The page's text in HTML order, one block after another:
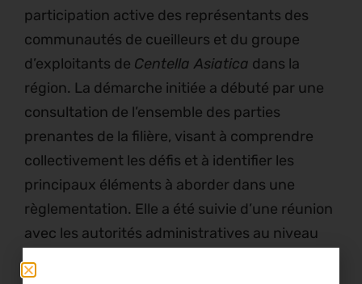
participation active des représentants des
communautés de cueilleurs et du groupe
d’exploitants de Centella Asiatica dans la
région. La démarche initiée a débuté par une
consultation de l’ensemble des parties
prenantes de la filière, visant à comprendre
collectivement les défis et à identifier les
principaux éléments à aborder dans une
règlementation. Elle a été suivie d’une réunion
avec les autorités administratives au niveau